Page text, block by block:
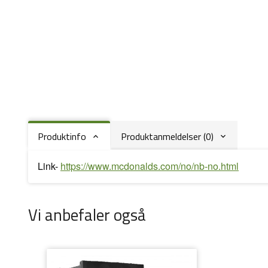
Produktinfo Produktanmeldelser (0)
Link- https://www.mcdonalds.com/no/nb-no.html
Vi anbefaler også